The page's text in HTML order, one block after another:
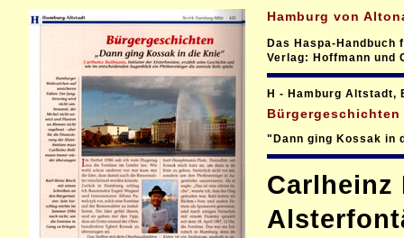
Hamburg von
Das Haspa-
Verlag: Hoffmann und
H - Hamburg Altstadt,
Bürgergeschichten
"Dann ging Kossak in
Carlheinz